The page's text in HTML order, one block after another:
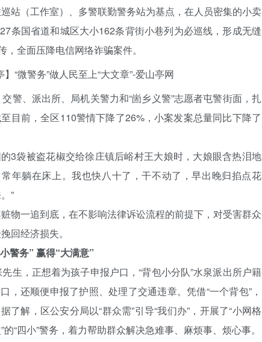
站（工作室）、多警联勤警务站为基点，在人员密集的小卖
条国省道和城区大小162条背街小巷列为必巡线，形成无缝
全面压降电信网络诈骗案件。
警、派出所、局机关警力和“崮乡义警”志愿者屯警街面，扎
目前，全区110警情下降了26%，小案发案总量同比下降了
3袋被盗花椒交给徐庄镇后峪村王大娘时，大娘眼含热泪地
年躺在床上。我也快八十了，干不动了，早出晚归掐点花
”
物一追到底，在不影响法律诉讼流程的前提下，对受害群众
回经济损失。
警务” 赢得“大满意”
生，正想着为孩子申报户口，“背包小分队”水泉派出所户籍
，还顺便申报了护照、处理了交通违章。凭借“一个背包”，
解，区公安分局以“群众需”引导“我们办”，开展了“小网格
“四小”警务，着力帮助群众解决急难事、麻烦事、烦心事。